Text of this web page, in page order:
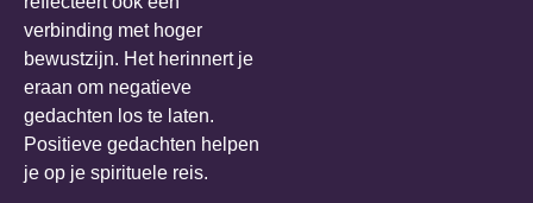
verbinding met hoger
bewustzijn. Het herinnert je
eraan om negatieve
gedachten los te laten.
Positieve gedachten helpen
je op je spirituele reis.